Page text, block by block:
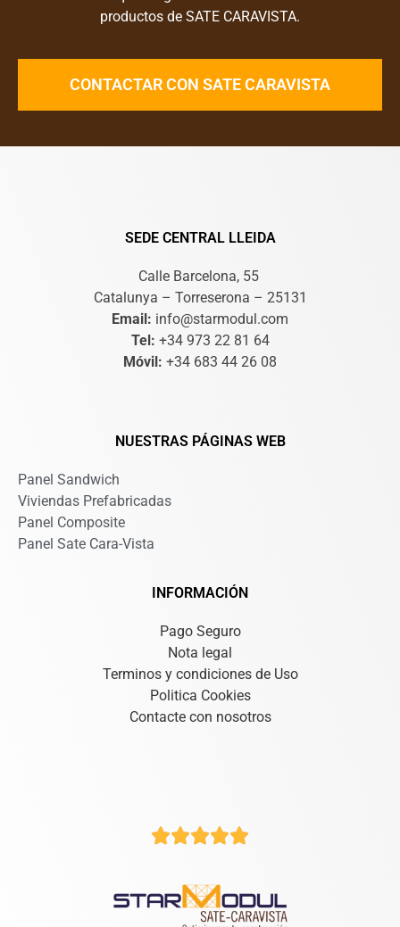
productos de SATE CARAVISTA.
CONTACTAR CON SATE CARAVISTA
SEDE CENTRAL LLEIDA
Calle Barcelona, 55
Catalunya – Torreserona – 25131
Email: info@starmodul.com
Tel: +34 973 22 81 64
Móvil: +34 683 44 26 08
NUESTRAS PÁGINAS WEB
Panel Sandwich
Viviendas Prefabricadas
Panel Composite
Panel Sate Cara-Vista
INFORMACIÓN
Pago Seguro
Nota legal
Terminos y condiciones de Uso
Politica Cookies
Contacte con nosotros
